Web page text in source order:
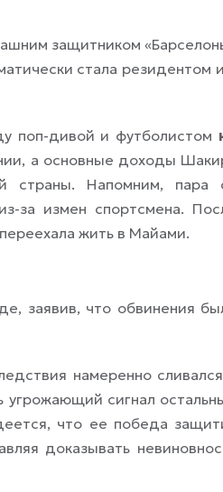
защитником
стала резидентом
поп-дивой и футболистом
а основные доходы
страны. Напомним, пара
за измен спортсмена.
жить в Майами.
заявив, что обвинения
намеренно
угрожающий сигнал
что ее победа
доказывать